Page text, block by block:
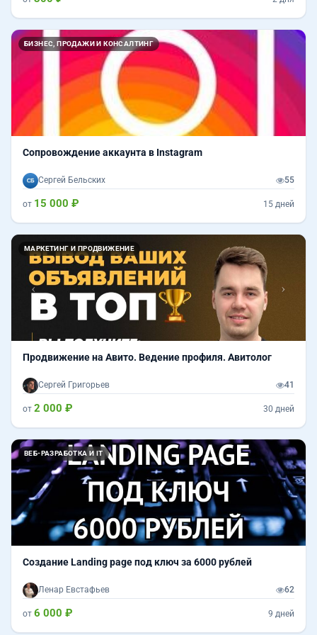
БИЗНЕС, ПРОДАЖИ И КОНСАЛТИНГ
Сопровождение аккаунта в Instagram
Сергей Бельских 55
от 15 000 ₽ 15 дней
МАРКЕТИНГ И ПРОДВИЖЕНИЕ
Назад
Продвижение на Авито. Ведение профиля. Авитолог
Сергей Григорьев 41
от 2 000 ₽ 30 дней
ВЕБ-РАЗРАБОТКА И IT
Создание Landing page под ключ за 6000 рублей
Ленар Евстафьев 62
от 6 000 ₽ 9 дней